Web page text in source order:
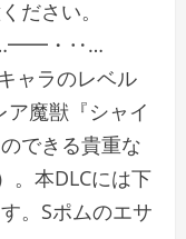
ださい。
・‥…
ラのレベル
ア魔獣『シャイ
できる貴重な
。本DLCには下
。Sポムのエサ